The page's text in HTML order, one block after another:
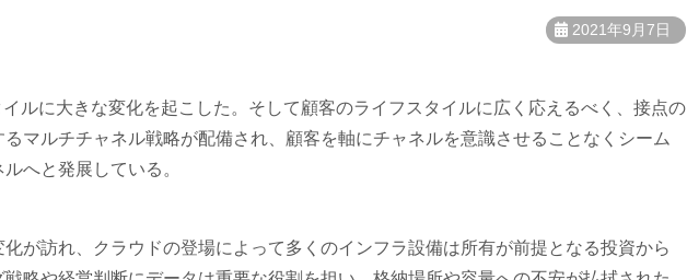
2021年9月7日
ルに大きな変化を起こした。そして顧客のライフスタイルに広く応えるべく、接点の
マルチチャネル戦略が配備され、顧客を軸にチャネルを意識させることなくシーム
へと発展している。
が訪れ、クラウドの登場によって多くのインフラ設備は所有が前提となる投資から